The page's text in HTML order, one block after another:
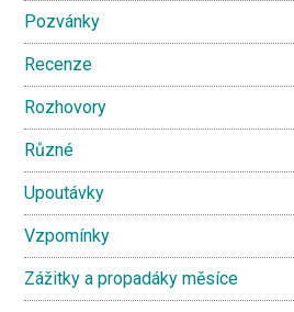
Pozvánky
Recenze
Rozhovory
Různé
Upoutávky
Vzpomínky
Zážitky a propadáky měsíce